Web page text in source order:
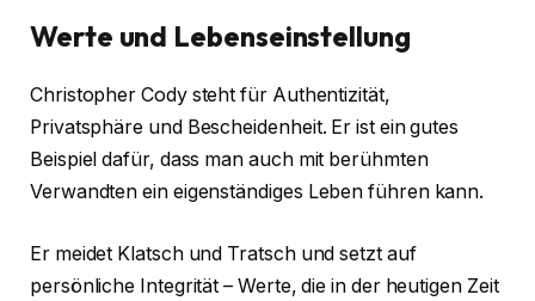
Werte und Lebenseinstellung
Christopher Cody steht für Authentizität,
Privatsphäre und Bescheidenheit. Er ist ein gutes
Beispiel dafür, dass man auch mit berühmten
Verwandten ein eigenständiges Leben führen kann.
Er meidet Klatsch und Tratsch und setzt auf
persönliche Integrität – Werte, die in der heutigen Zeit